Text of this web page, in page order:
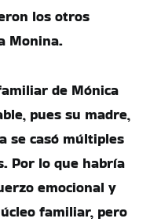
los otros
Monina.
de Mónica
pues su madre,
se casó múltiples
Por lo que habría
emocional y
familiar, pero